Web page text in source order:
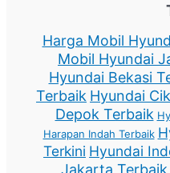
Harga Mobil
Mobil Hyundai
Hyundai Bekasi
Terbaik Hyundai
Depok Terbaik
Harapan Indah Terbaik
Terkini Hyundai
Jakarta Terbaik